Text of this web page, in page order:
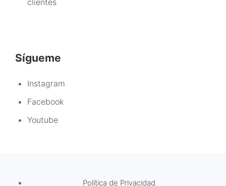
clientes
Sígueme
Instagram
Facebook
Youtube
Política de Privacidad